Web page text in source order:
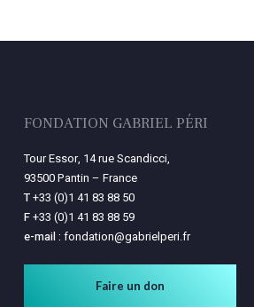
FONDATION GABRIEL PÉRI
Tour Essor, 14 rue Scandicci,
93500 Pantin – France
T+33 (0)1 41 83 88 50
F+33 (0)1 41 83 88 59
e-mail : fondation@gabrielperi.fr
Faire un don